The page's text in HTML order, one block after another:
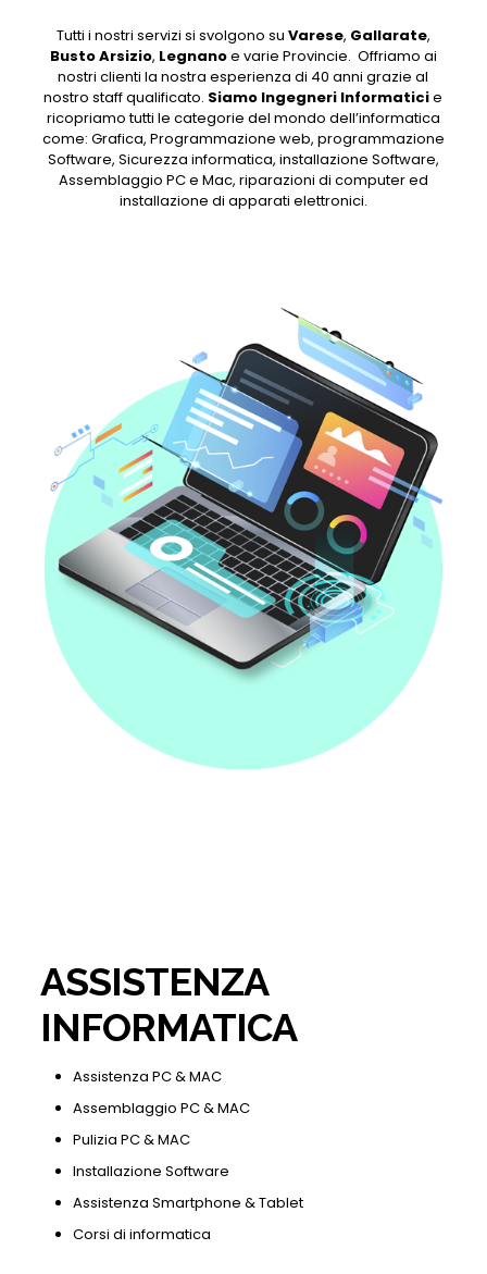
Tutti i nostri servizi si svolgono su Varese, Gallarate,
Busto Arsizio, Legnanoe varie Provincie. Offriamo ai
nostri clienti la nostra esperienza di 40 anni grazie al
nostro staff qualificato. Siamo Ingegneri Informaticie
ricopriamo tutti le categorie del mondo dell’informatica
come: Grafica, Programmazione web, programmazione
Software, Sicurezza informatica, installazione Software,
Assemblaggio PC e Mac, riparazioni di computer ed
installazione di apparati elettronici.
ASSISTENZA
INFORMATICA
Assistenza PC & MAC
Assemblaggio PC & MAC
Pulizia PC & MAC
Installazione Software
Assistenza Smartphone & Tablet
Corsi di informatica